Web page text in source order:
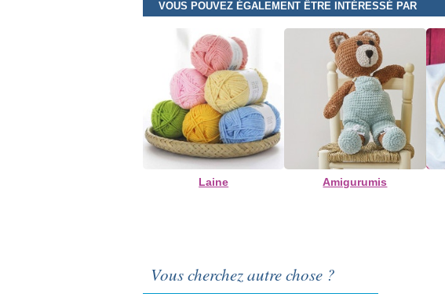
VOUS POUVEZ ÉGALEMENT ÊTRE INTÉRESSÉ PAR
Laine Amigurumis
Vous cherchez autre chose ?